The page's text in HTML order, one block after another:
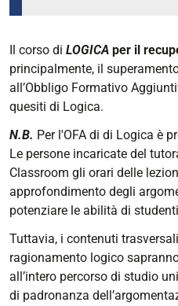
Il corso di LOGICA per il
principalmente, il
all’Obbligo Formativo
quesiti di Logica.
N.B. Per l'OFA di di Logica è
Le persone incaricate del
Classroom gli orari delle
approfondimento degli
potenziare le abilità di
Tuttavia, i contenuti
ragionamento logico
all’intero percorso di studio
di padronanza